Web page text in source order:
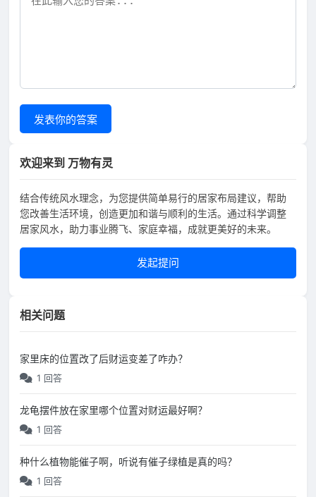
发表你的答案
欢迎来到 万物有灵
结合传统风水理念，为您提供简单易行的居家布局建议，帮助
您改善生活环境，创造更加和谐与顺利的生活。通过科学调整
居家风水，助力事业腾飞、家庭幸福，成就更美好的未来。
发起提问
相关问题
家里床的位置改了后财运变差了咋办？
1 回答
龙龟摆件放在家里哪个位置对财运最好啊？
1 回答
种什么植物能催子啊，听说有催子绿植是真的吗？
1 回答